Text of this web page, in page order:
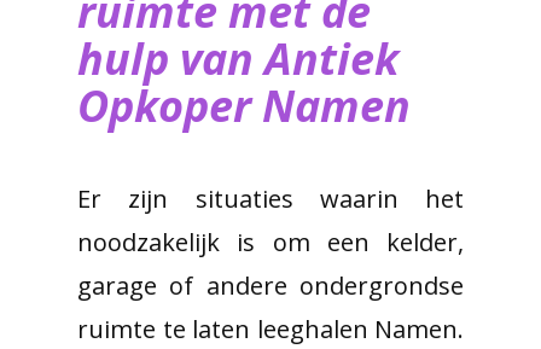
hulp van ​Antiek
Opkoper Namen
Er zijn situaties waarin het
noodzakelijk is om een kelder,
garage of andere ondergrondse
ruimte te laten leeghalen Namen.